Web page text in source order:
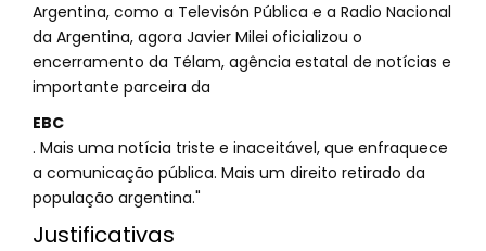
Argentina, como a Televisón Pública e a Radio Nacional
da Argentina, agora Javier Milei oficializou o
encerramento da Télam, agência estatal de notícias e
importante parceira da
EBC
. Mais uma notícia triste e inaceitável, que enfraquece
a comunicação pública. Mais um direito retirado da
população argentina."
Justificativas